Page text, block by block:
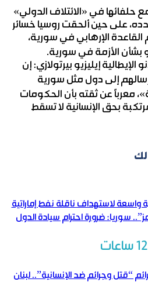
حلفائها في «الائتلاف الدولي»
على حين ألحقت روسيا خسائر
القاعدة الإرهابي في سورية،
بشأن الأزمة في سورية.
إيليزيو بيرتولازي: إن
إلى دول مثل سورية
معرباً عن ثقته بأن الحكومات
بحق الإنسانية لا تسقط
لك
واسعة لاستهداف ناقلة نفط إماراتية
سوريا: ضرورة احترام سيادة الدول
“قتل وجرائم ضد الإنسانية”.. لبنان